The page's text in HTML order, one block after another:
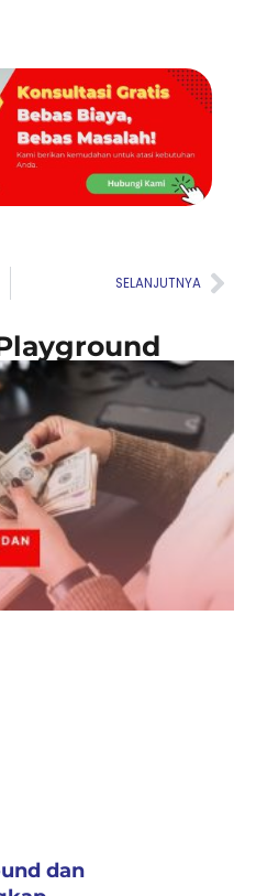
SELANJUTNYA
dan